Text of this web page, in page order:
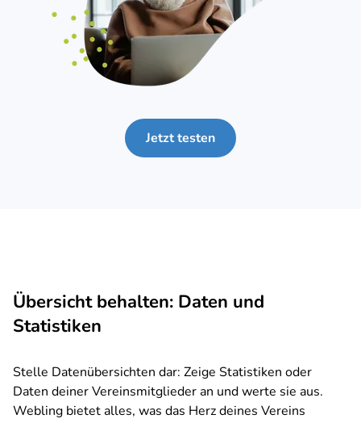
Jetzt testen
Übersicht behalten: Daten und
Statistiken
Stelle Datenübersichten dar: Zeige Statistiken oder
Daten deiner Vereinsmitglieder an und werte sie aus.
Webling bietet alles, was das Herz deines Vereins